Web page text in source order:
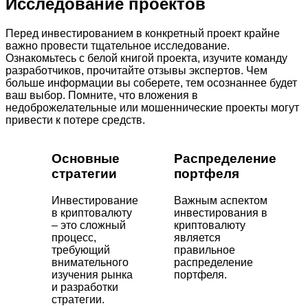
Исследование проектов
Перед инвестированием в конкретный проект крайне
важно провести тщательное исследование.
Ознакомьтесь с белой книгой проекта, изучите команду
разработчиков, прочитайте отзывы экспертов. Чем
больше информации вы соберете, тем осознаннее будет
ваш выбор. Помните, что вложения в
недоброжелательные или мошеннические проекты могут
привести к потере средств.
Основные
стратегии
Инвестирование
в криптовалюту
– это сложный
процесс,
требующий
внимательного
изучения рынка
и разработки
стратегии.
Распределение
портфеля
Важным аспектом
инвестирования в
криптовалюту
является
правильное
распределение
портфеля.